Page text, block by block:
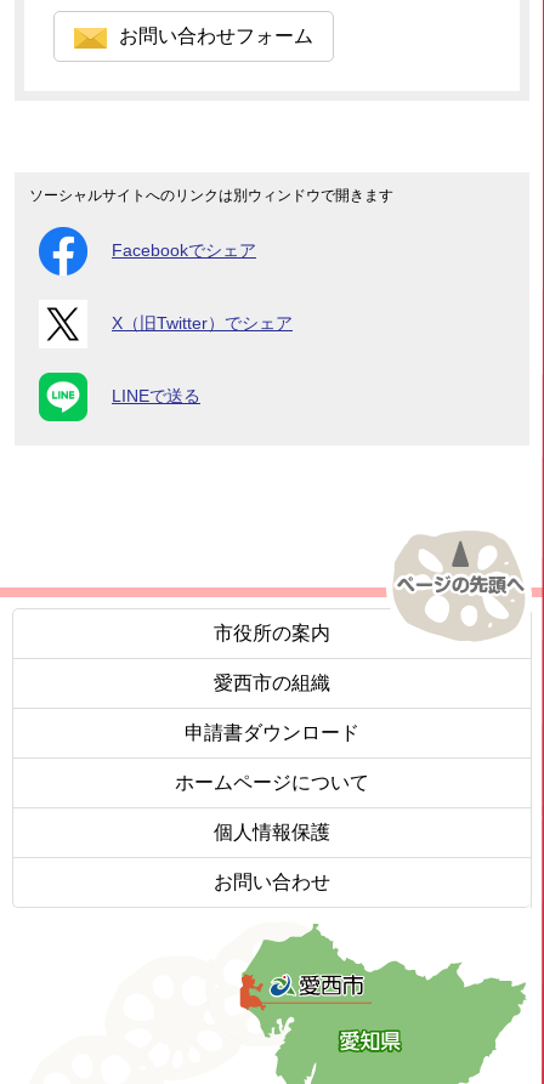
お問い合わせフォーム
ソーシャルサイトへのリンクは別ウィンドウで開きます
Facebookでシェア
X（旧Twitter）でシェア
LINEで送る
市役所の案内
愛西市の組織
申請書ダウンロード
ホームページについて
個人情報保護
お問い合わせ